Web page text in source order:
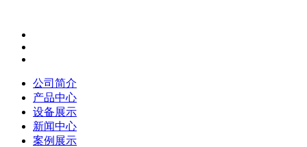
公司简介
产品中心
设备展示
新闻中心
案例展示